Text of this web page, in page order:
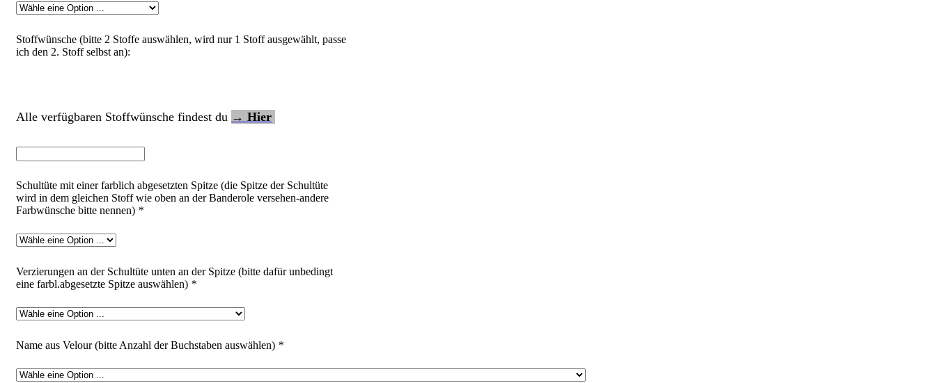
Stoffwünsche (bitte 2 Stoffe auswählen, wird nur 1 Stoff ausgewählt, passe
ich den 2. Stoff selbst an):
Alle verfügbaren Stoffwünsche findest du → Hier
Schultüte mit einer farblich abgesetzten Spitze (die Spitze der Schultüte
wird in dem gleichen Stoff wie oben an der Banderole versehen-andere
Farbwünsche bitte nennen) *
Verzierungen an der Schultüte unten an der Spitze (bitte dafür unbedingt
eine farbl.abgesetzte Spitze auswählen) *
Name aus Velour (bitte Anzahl der Buchstaben auswählen) *